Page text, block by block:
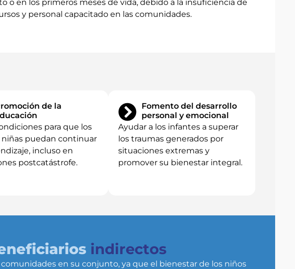
o en los primeros meses de vida, debido a la insuficiencia de
y personal capacitado en las comunidades.
de la
para que los
niñas puedan continuar
incluso en
postcatástrofe.
Fomento del desarrollo
personal y emocional
Ayudar a los infantes a superar
los traumas generados por
situaciones extremas y
promover su bienestar integral.
indirectos
comunidades en su conjunto, ya que el bienestar de los niños